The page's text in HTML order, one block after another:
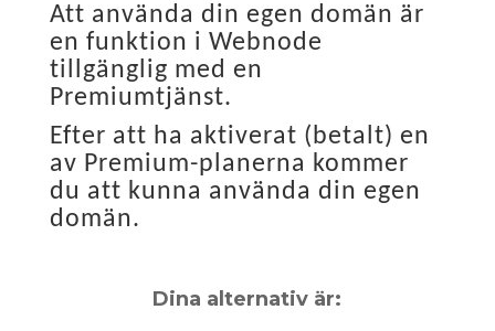
Att använda din egen domän är
en funktion i Webnode
tillgänglig med en
Premiumtjänst.
Efter att ha aktiverat (betalt) en
av Premium-planerna kommer
du att kunna använda din egen
domän.
Dina alternativ är: